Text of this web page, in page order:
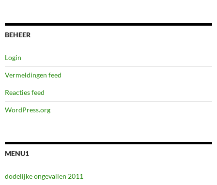
BEHEER
Login
Vermeldingen feed
Reacties feed
WordPress.org
MENU1
dodelijke ongevallen 2011